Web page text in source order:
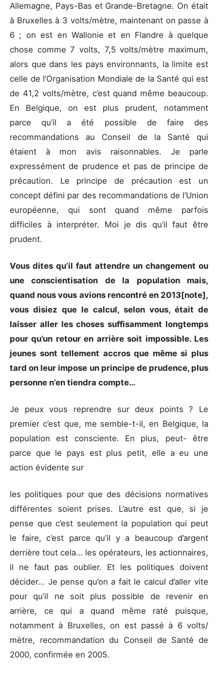
Allemagne, Pays-Bas et Grande-Bretagne. On était
à Bruxelles à 3 volts/mètre, maintenant on passe à
6 ; on est en Wallonie et en Flandre à quelque
chose comme 7 volts, 7,5 volts/mètre maximum,
alors que dans les pays environnants, la limite est
celle de l’Organisation Mondiale de la Santé qui est
de 41,2 volts/mètre, c’est quand même beaucoup.
En Belgique, on est plus prudent, notamment
parce qu’il a été possible de faire des
recommandations au Conseil de la Santé qui
étaient à mon avis raisonnables. Je parle
expressément de prudence et pas de principe de
précaution. Le principe de précaution est un
concept défini par des recommandations de l’Union
européenne, qui sont quand même parfois
difficiles à interpréter. Moi je dis qu’il faut être
prudent.
Vous dites qu’il faut attendre un changement ou
une conscientisation de la population mais,
quand nous vous avions rencontré en 2013[note],
vous disiez que le calcul, selon vous, était de
laisser aller les choses suffisamment longtemps
pour qu’un retour en arrière soit impossible. Les
jeunes sont tellement accros que même si plus
tard on leur impose un principe de prudence, plus
personne n’en tiendra compte…
Je peux vous reprendre sur deux points ? Le
premier c’est que, me semble-t-il, en Belgique, la
population est consciente. En plus, peut- être
parce que le pays est plus petit, elle a eu une
action évidente sur
les politiques pour que des décisions normatives
différentes soient prises. L’autre est que, si je
pense que c’est seulement la population qui peut
le faire, c’est parce qu’il y a beaucoup d’argent
derrière tout cela… les opérateurs, les actionnaires,
il ne faut pas oublier. Et les politiques doivent
décider… Je pense qu’on a fait le calcul d’aller vite
pour qu’il ne soit plus possible de revenir en
arrière, ce qui a quand même raté puisque,
notamment à Bruxelles, on est passé à 6 volts/
mètre, recommandation du Conseil de Santé de
2000, confirmée en 2005.